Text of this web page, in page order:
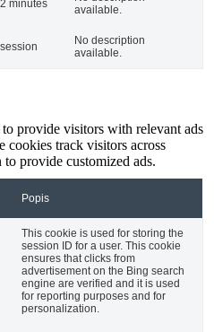
2 minutes
available.
session
No description
available.
provide visitors with relevant ads
cookies track visitors across
provide customized ads.
Popis
This cookie is used for storing the
session ID for a user. This cookie
ensures that clicks from
advertisement on the Bing search
engine are verified and it is used
for reporting purposes and for
personalization.